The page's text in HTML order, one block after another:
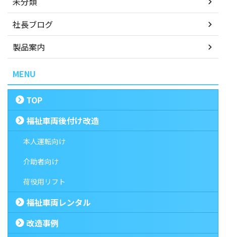
社長ブログ
製品案内
MENU
TOP
福祉車両後付け改造
本人運転向け
介助者向け
荷役用リフト
福祉車両レンタル
改造事例